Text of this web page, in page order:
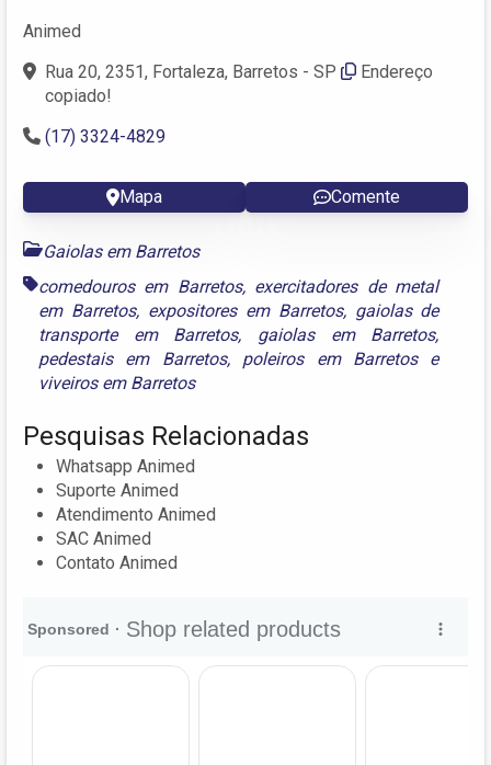
Animed
Rua 20, 2351, Fortaleza, Barretos - SP
Endereço
copiado!
(17) 3324-4829
Mapa Comente
Gaiolas em Barretos
comedouros em Barretos, exercitadores de metal
em Barretos, expositores em Barretos, gaiolas de
transporte em Barretos, gaiolas em Barretos,
pedestais em Barretos, poleiros em Barretose
viveiros em Barretos
Pesquisas Relacionadas
Whatsapp Animed
Suporte Animed
Atendimento Animed
SAC Animed
Contato Animed